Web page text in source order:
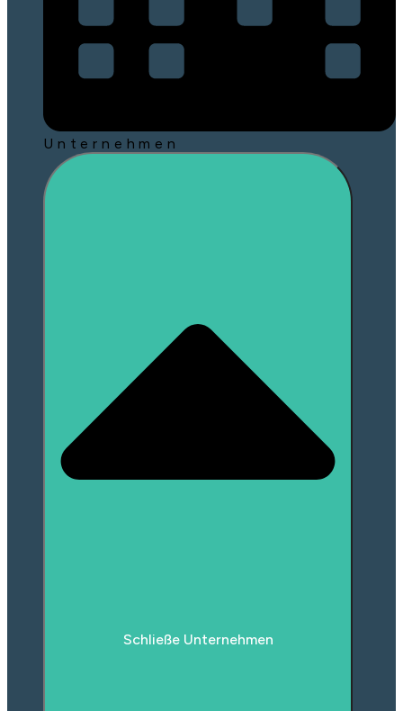
Unternehmen
Schließe Unternehmen